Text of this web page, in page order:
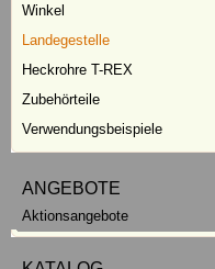
Winkel
Landegestelle
Heckrohre T-REX
Zubehörteile
Verwendungsbeispiele
ANGEBOTE
Aktionsangebote